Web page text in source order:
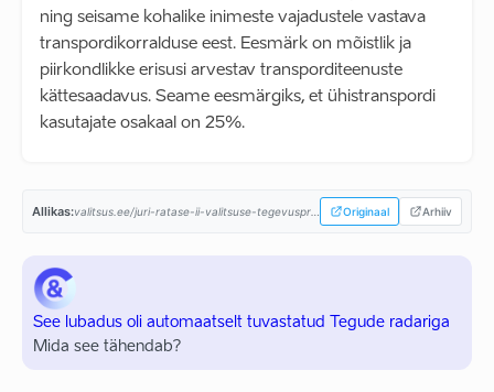
ning seisame kohalike inimeste vajadustele vastava
transpordikorralduse eest. Eesmärk on mõistlik ja
piirkondlikke erisusi arvestav transporditeenuste
kättesaadavus. Seame eesmärgiks, et ühistranspordi
kasutajate osakaal on 25%.
Allikas: Originaal Arhiiv
See lubadus oli automaatselt tuvastatud Tegude radariga
Mida see tähendab?